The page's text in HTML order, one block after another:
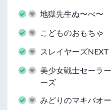
地獄先生ぬ〜べ〜
こどものおもちゃ
スレイヤーズNEXT
美少女戦士セーラ
ーズ
みどりのマキバオー